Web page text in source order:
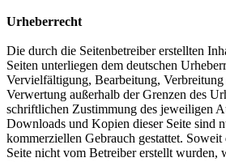
Urheberrecht
Die durch die Seitenbetreiber erstellten
Seiten unterliegen dem deutschen
Vervielfältigung, Bearbeitung,
Verwertung außerhalb der Grenzen des
schriftlichen Zustimmung des jeweiligen
Downloads und Kopien dieser Seite sind
kommerziellen Gebrauch gestattet.
Seite nicht vom Betreiber erstellt wurden,